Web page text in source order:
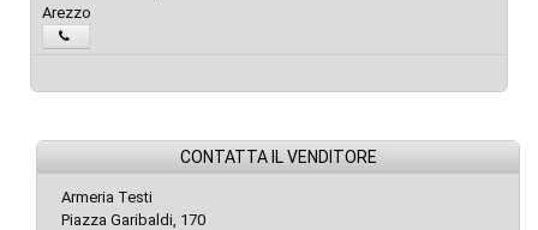
Arezzo
CONTATTA IL VENDITORE
Armeria Testi
Piazza Garibaldi, 170